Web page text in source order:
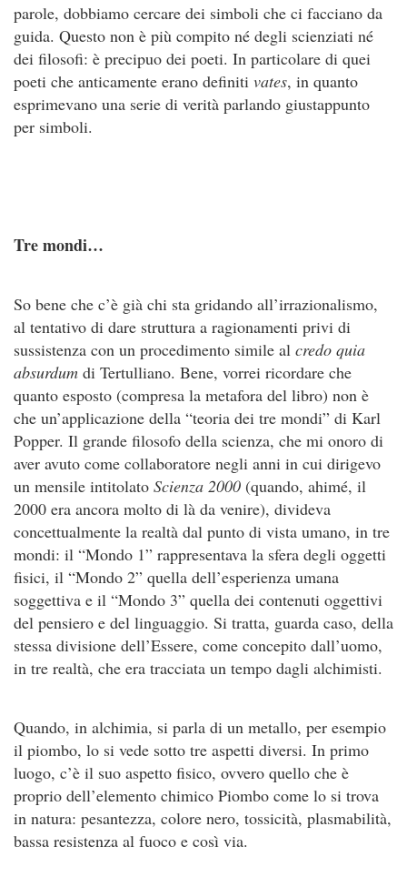
parole, dobbiamo cercare dei simboli che ci facciano da
guida. Questo non è più compito né degli scienziati né
dei filosofi: è precipuo dei poeti. In particolare di quei
poeti che anticamente erano definiti vates, in quanto
esprimevano una serie di verità parlando giustappunto
per simboli.
Tre mondi…
So bene che c’è già chi sta gridando all’irrazionalismo,
al tentativo di dare struttura a ragionamenti privi di
sussistenza con un procedimento simile al credo quia
absurdum di Tertulliano. Bene, vorrei ricordare che
quanto esposto (compresa la metafora del libro) non è
che un’applicazione della “teoria dei tre mondi” di Karl
Popper. Il grande filosofo della scienza, che mi onoro di
aver avuto come collaboratore negli anni in cui dirigevo
un mensile intitolato Scienza 2000 (quando, ahimé, il
2000 era ancora molto di là da venire), divideva
concettualmente la realtà dal punto di vista umano, in tre
mondi: il “Mondo 1” rappresentava la sfera degli oggetti
fisici, il “Mondo 2” quella dell’esperienza umana
soggettiva e il “Mondo 3” quella dei contenuti oggettivi
del pensiero e del linguaggio. Si tratta, guarda caso, della
stessa divisione dell’Essere, come concepito dall’uomo,
in tre realtà, che era tracciata un tempo dagli alchimisti.
Quando, in alchimia, si parla di un metallo, per esempio
il piombo, lo si vede sotto tre aspetti diversi. In primo
luogo, c’è il suo aspetto fisico, ovvero quello che è
proprio dell’elemento chimico Piombo come lo si trova
in natura: pesantezza, colore nero, tossicità, plasmabilità,
bassa resistenza al fuoco e così via.